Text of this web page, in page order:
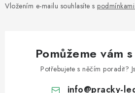
Vložením e-mailu souhlasíte s
Pomůžeme vám
Potřebujete s něčím poradit?
info@pracky-